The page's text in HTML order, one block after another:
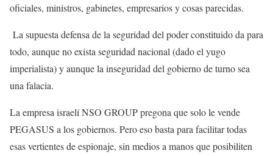
oficiales, ministros, gabinetes, empresarios y cosas parecidas.
La supuesta defensa de la seguridad del poder constituido da para
todo, aunque no exista seguridad nacional (dado el yugo
imperialista) y aunque la inseguridad del gobierno de turno sea
una falacia.
La empresa israelí NSO GROUP pregona que solo le vende
PEGASUS a los gobiernos. Pero eso basta para facilitar todas
esas vertientes de espionaje, sin medios a manos que posibiliten